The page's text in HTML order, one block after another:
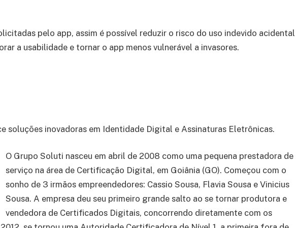
pelo app, assim é possível reduzir o risco do uso indevido acidental
a usabilidade e tornar o app menos vulnerável a invasores.
soluções inovadoras em Identidade Digital e Assinaturas Eletrônicas.
O Grupo Soluti nasceu em abril de 2008 como uma pequena prestadora de
serviço na área de Certificação Digital, em Goiânia (GO). Começou com o
sonho de 3 irmãos empreendedores: Cassio Sousa, Flavia Sousa e Vinicius
Sousa. A empresa deu seu primeiro grande salto ao se tornar produtora e
vendedora de Certificados Digitais, concorrendo diretamente com os